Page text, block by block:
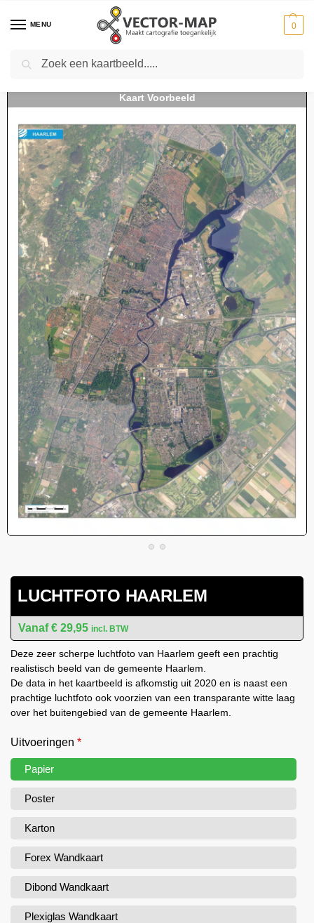
MENU 0
Home Kaarten - Stedenkaarten
LUCHTFOTO HAARLEM
€ 29,95 incl. BTW
Deze zeer scherpe luchtfoto van Haarlem geeft een prachtig
realistisch beeld van de gemeente Haarlem.
De data in het kaartbeeld is afkomstig uit 2020 en is naast een
prachtige luchtfoto ook voorzien van een transparante witte laag
over het buitengebied van de gemeente Haarlem.
Uitvoeringen *
Papier
Poster
Karton
Forex Wandkaart
Dibond Wandkaart
Plexiglas Wandkaart